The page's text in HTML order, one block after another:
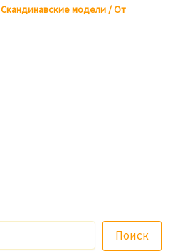
Скандинавские модели/ От
Поиск